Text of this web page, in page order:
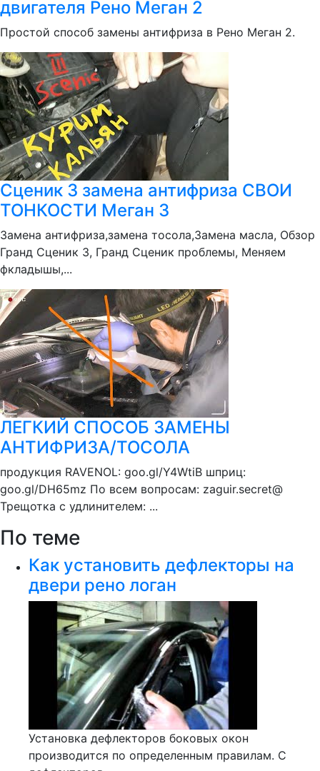
двигателя Рено Меган 2
Простой способ замены антифриза в Рено Меган 2.
Сценик 3 замена антифриза СВОИ
ТОНКОСТИ Меган 3
Замена антифриза,замена тосола,Замена масла, Обзор
Гранд Сценик 3, Гранд Сценик проблемы, Меняем
фкладышы,...
ЛЕГКИЙ СПОСОБ ЗАМЕНЫ
АНТИФРИЗА/ТОСОЛА
продукция RAVENOL: goo.gl/Y4WtiB шприц:
goo.gl/DH65mz По всем вопросам: zaguir.secret@
Трещотка с удлинителем: ...
По теме
Как установить дефлекторы на
двери рено логан
Установка дефлекторов боковых окон
производится по определенным правилам. С